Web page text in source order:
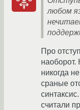
любом
Про
никогда
сраные
считали